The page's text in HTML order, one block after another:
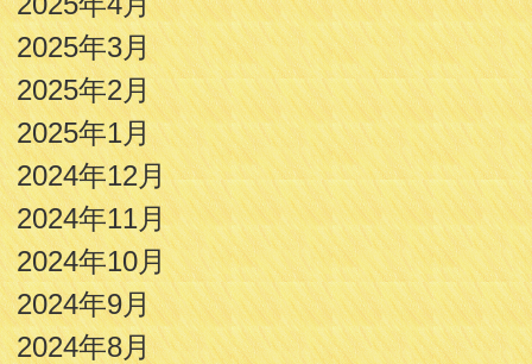
2025年3月
2025年2月
2025年1月
2024年12月
2024年11月
2024年10月
2024年9月
2024年8月